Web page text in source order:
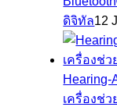
ดิจิทัล12
เครื่องช่